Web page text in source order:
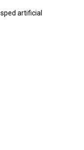
artificial